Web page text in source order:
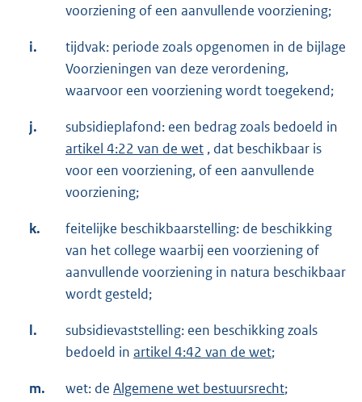
voorziening of een aanvullende voorziening;
i.
tijdvak: periode zoals opgenomen in de bijlage
Voorzieningen van deze verordening,
waarvoor een voorziening wordt toegekend;
j.
subsidieplafond: een bedrag zoals bedoeld in
artikel 4:22 van de wet , dat beschikbaar is
voor een voorziening, of een aanvullende
voorziening;
k.
feitelijke beschikbaarstelling: de beschikking
van het college waarbij een voorziening of
aanvullende voorziening in natura beschikbaar
wordt gesteld;
l.
subsidievaststelling: een beschikking zoals
bedoeld in artikel 4:42 van de wet;
m. wet: de Algemene wet bestuursrecht;